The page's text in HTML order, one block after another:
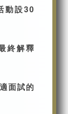
動設30
終解釋
面試的